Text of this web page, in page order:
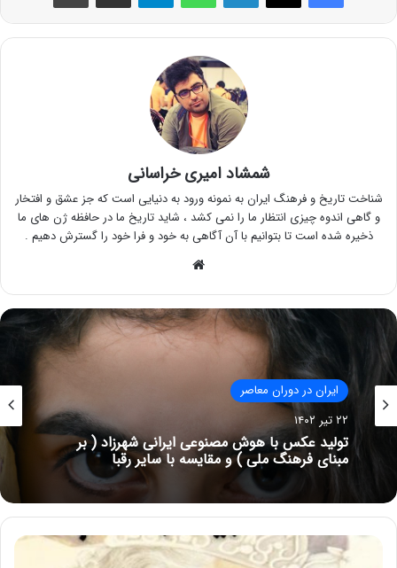
شمشاد امیری خراسانی
شناخت تاریخ و فرهنگ ایران به نمونه ورود به دنیایی است که جز عشق و افتخار
و گاهی اندوه چیزی انتظار ما را نمی کشد ، شاید تاریخ ما در حافظه ژن های ما
ذخیره شده است تا بتوانیم با آن آگاهی به خود و فرا خود را گسترش دهیم .
ایران در دوران معاصر
۲۲ تیر ۱۴۰۲
تولید عکس با هوش مصنوعی ایرانی شهرزاد ( بر
مبنای فرهنگ ملی ) و مقایسه با سایر رقبا
ایران در دوران معاصر
۳۱ فروردین ۱۴۰۲
(رخشای نسخه زال) اولین سامانه هوش مصنوعی
ایرانی با تکیه بر دانش فرهنگی و ملی ایرانیان